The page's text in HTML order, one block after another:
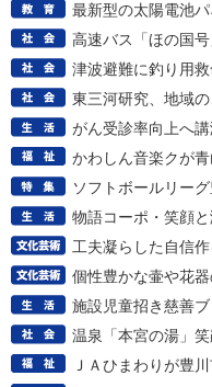
最新型の太陽電池
高速バス「ほの国
津波避難に釣り用
東三河研究、地域
がん受診率向上へ
かわしん音楽クが
ソフトボールリー
物語コーポ・笑顔と
工夫凝らした自信
個性豊かな壷や花
施設児童招き慈善ブ
温泉「本宮の湯」
ＪＡひまわりが豊